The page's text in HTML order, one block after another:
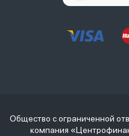
Общество с ограниченной
компания